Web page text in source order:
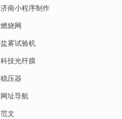
济南小程序制作
燃烧网
盐雾试验机
科技光纤膜
稳压器
网址导航
范文